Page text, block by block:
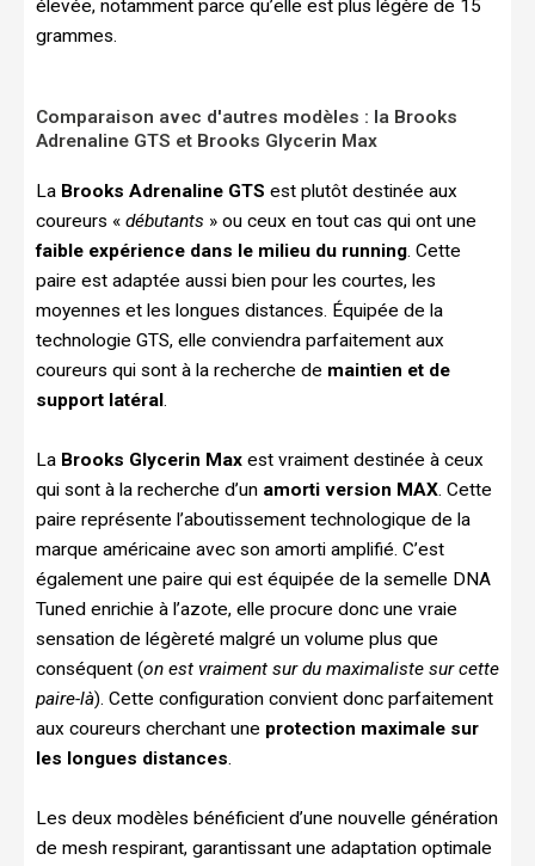
élevée, notamment parce qu’elle est plus légère de 15
grammes.
Comparaison avec d'autres modèles : la Brooks
Adrenaline GTS et Brooks Glycerin Max
La Brooks Adrenaline GTS est plutôt destinée aux
coureurs « débutants » ou ceux en tout cas qui ont une
faible expérience dans le milieu du running. Cette
paire est adaptée aussi bien pour les courtes, les
moyennes et les longues distances. Équipée de la
technologie GTS, elle conviendra parfaitement aux
coureurs qui sont à la recherche de maintien et de
support latéral.
La Brooks Glycerin Max est vraiment destinée à ceux
qui sont à la recherche d’un amorti version MAX. Cette
paire représente l’aboutissement technologique de la
marque américaine avec son amorti amplifié. C’est
également une paire qui est équipée de la semelle DNA
Tuned enrichie à l’azote, elle procure donc une vraie
sensation de légèreté malgré un volume plus que
conséquent (on est vraiment sur du maximaliste sur cette
paire-là). Cette configuration convient donc parfaitement
aux coureurs cherchant une protection maximale sur
les longues distances.
Les deux modèles bénéficient d’une nouvelle génération
de mesh respirant, garantissant une adaptation optimale